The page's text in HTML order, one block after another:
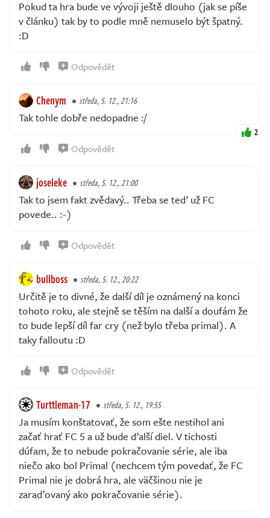
Pokud ta hra bude ve vývoji ještě dlouho (jak se píše
v článku) tak by to podle mně nemuselo být špatný.
:D
Odpovědět
Chenym středa, 5. 12., 21:16
Tak tohle dobře nedopadne :/
2
Odpovědět
joseleke středa, 5. 12., 21:00
Tak to jsem fakt zvědavý.. Třeba se teď už FC
povede.. :-)
Odpovědět
bullboss středa, 5. 12., 20:22
Určitě je to divné, že další díl je oznámený na konci
tohoto roku, ale stejně se těším na další a doufám že
to bude lepší díl far cry (než bylo třeba primal). A
taky falloutu :D
Odpovědět
Turttleman-17 středa, 5. 12., 19:55
Ja musím konštatovať, že som ešte nestihol ani
začať hrať FC 5 a už bude ďalší diel. V tichosti
dúfam, že to nebude pokračovanie série, ale iba
niečo ako bol Primal (nechcem tým povedať, že FC
Primal nie je dobrá hra, ale väčšinou nie je
zaraďovaný ako pokračovanie série).